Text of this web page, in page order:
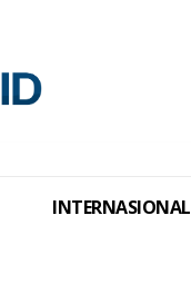
INTERNASIONAL